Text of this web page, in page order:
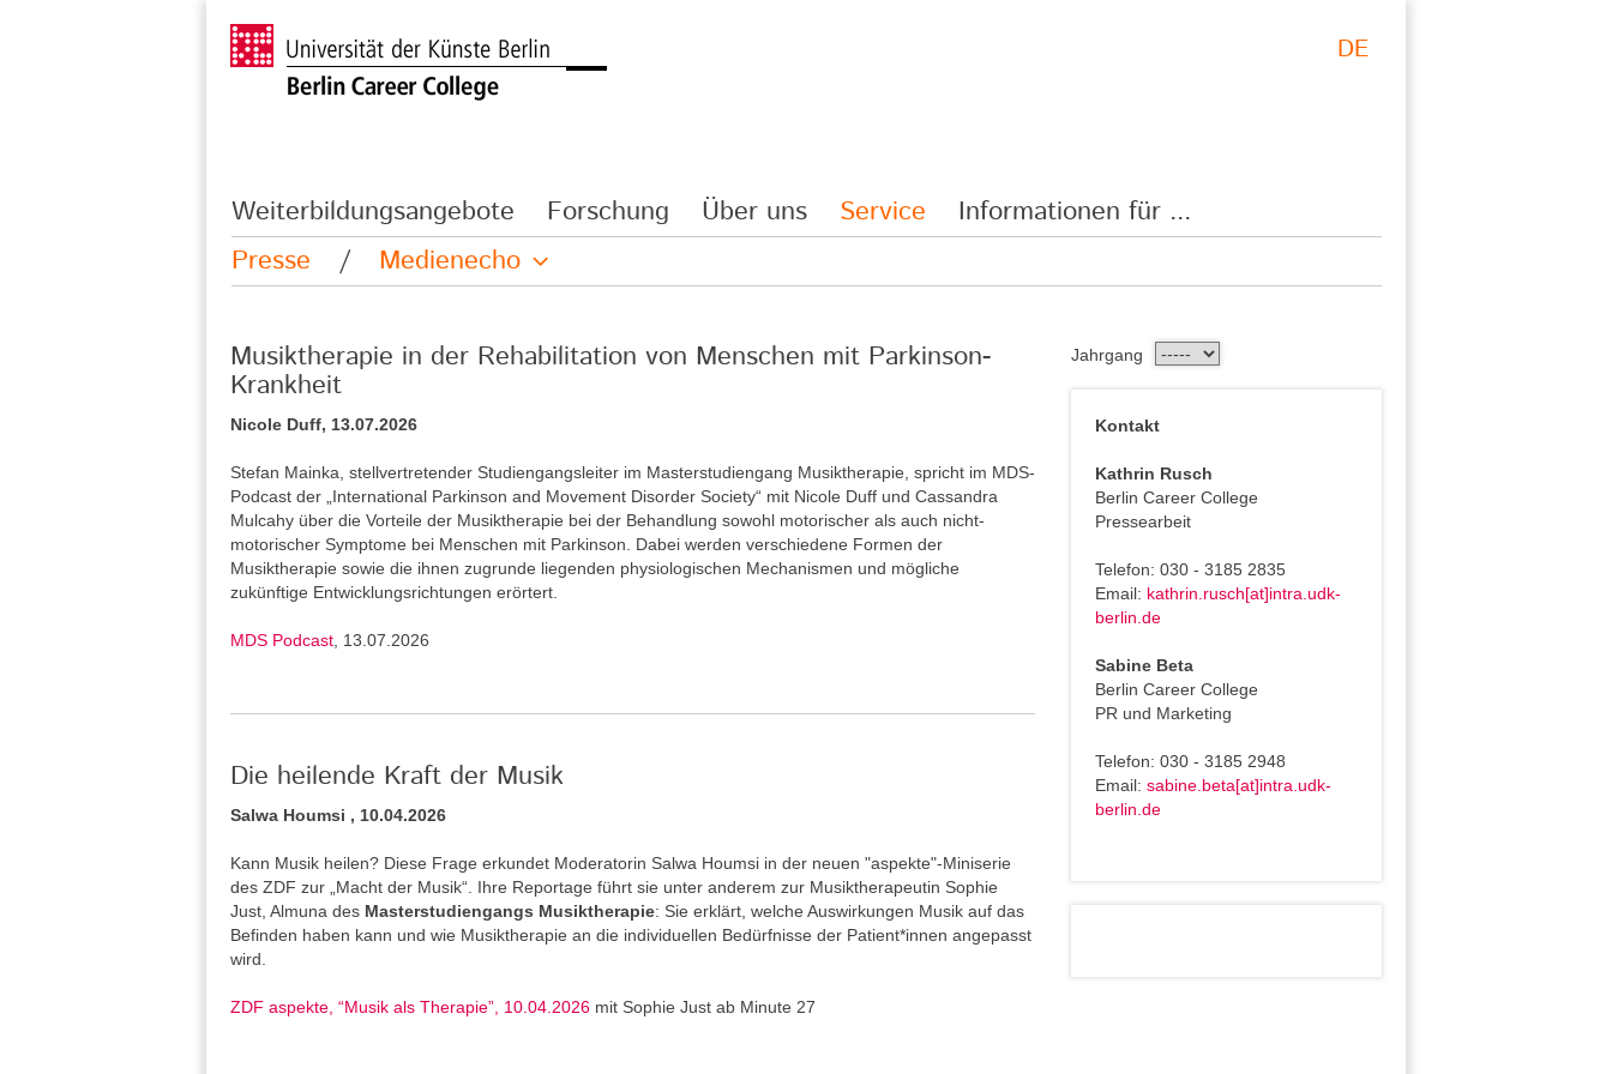
DE
Weiterbildungsangebote Forschung Über uns Service
Informationen für ...
Presse
/ Medienecho
Musiktherapie in der Rehabilitation von Menschen mit Parkinson-
Krankheit
Nicole Duff, 13.07.2026
Stefan Mainka, stellvertretender Studiengangsleiter im Masterstudiengang Musiktherapie, spricht im MDS-
Podcast der „International Parkinson and Movement Disorder Society“ mit Nicole Duff und Cassandra
Mulcahy über die Vorteile der Musiktherapie bei der Behandlung sowohl motorischer als auch nicht-
motorischer Symptome bei Menschen mit Parkinson. Dabei werden verschiedene Formen der
Musiktherapie sowie die ihnen zugrunde liegenden physiologischen Mechanismen und mögliche
zukünftige Entwicklungsrichtungen erörtert.
MDS Podcast , 13.07.2026
Die heilende Kraft der Musik
Salwa Houmsi , 10.04.2026
Kann Musik heilen? Diese Frage erkundet Moderatorin Salwa Houmsi in der neuen "aspekte"-Miniserie
des ZDF zur „Macht der Musik“. Ihre Reportage führt sie unter anderem zur Musiktherapeutin Sophie
Just, Almuna des Masterstudiengangs Musiktherapie: Sie erklärt, welche Auswirkungen Musik auf das
Befinden haben kann und wie Musiktherapie an die individuellen Bedürfnisse der Patient*innen angepasst
wird.
ZDF aspekte, “Musik als Therapie”, 10.04.2026 mit Sophie Just ab Minute 27
Jahrgang
Kontakt
Kathrin Rusch
Berlin Career College
Pressearbeit
Telefon: 030 - 3185 2835
Email: kathrin.rusch[at]intra.udk-
berlin.de
Sabine Beta
Berlin Career College
PR und Marketing
Telefon: 030 - 3185 2948
Email:sabine.beta[at]intra.udk-
berlin.de